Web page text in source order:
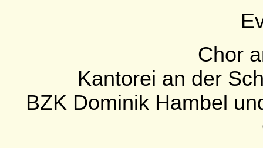
Chor
Kantorei an der
BZK Dominik Hambel